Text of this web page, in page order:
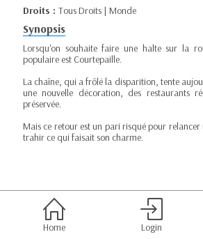
Droits : Tous Droits | Monde
Synopsis
Lorsqu'on souhaite faire une halte sur la
populaire est Courtepaille.
La chaîne, qui a frôlé la disparition, tente
une nouvelle décoration, des restaurants
préservée.
Mais ce retour est un pari risqué pour
trahir ce qui faisait son charme.
Home Login